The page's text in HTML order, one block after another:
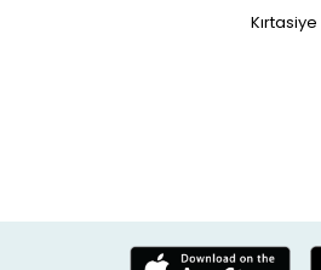
Kırtasiye